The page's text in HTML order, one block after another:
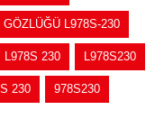
GÖZLÜĞÜ L978S-230
L978S 230 L978S230
230 978S230